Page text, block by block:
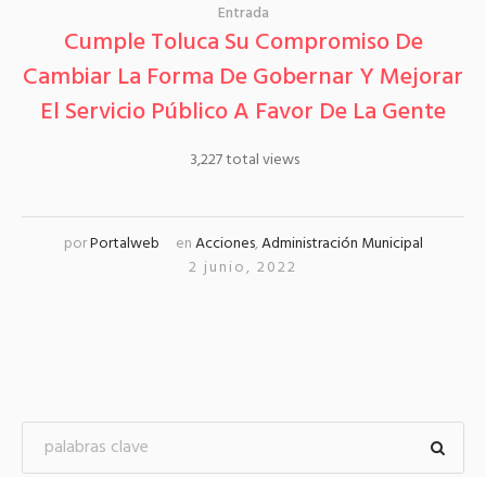
Entrada
Cumple Toluca Su Compromiso De
Cambiar La Forma De Gobernar Y Mejorar
El Servicio Público A Favor De La Gente
3,227 total views
porPortalweb enAcciones,Administración Municipal
2 junio, 2022